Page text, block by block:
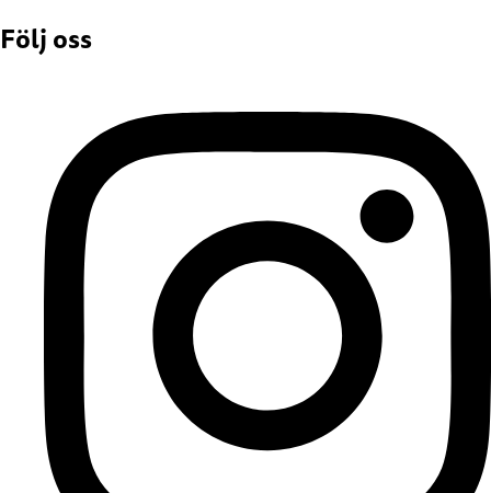
Följ oss